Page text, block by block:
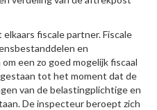
fiscale partner. Fiscale
en
een zo goed mogelijk fiscaal
tot het moment dat de
van de belastingplichtige en
De inspecteur beroept zich